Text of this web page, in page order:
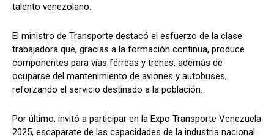
talento venezolano.
El ministro de Transporte destacó el esfuerzo de la clase
trabajadora que, gracias a la formación continua, produce
componentes para vías férreas y trenes, además de
ocuparse del mantenimiento de aviones y autobuses,
reforzando el servicio destinado a la población.
Por último, invitó a participar en la Expo Transporte Venezuela
2025, escaparate de las capacidades de la industria nacional.